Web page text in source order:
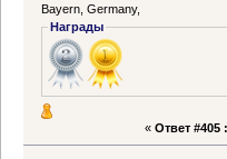
Bayern, Germany,
Награды
« Ответ #405 :